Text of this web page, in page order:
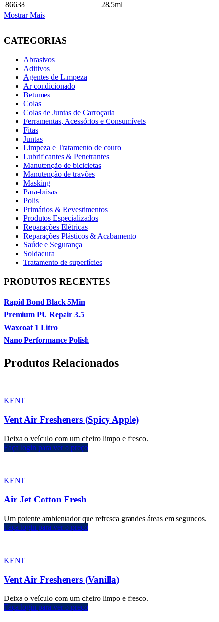
86638
28.5ml
Mostrar Mais
CATEGORIAS
Abrasivos
Aditivos
Agentes de Limpeza
Ar condicionado
Betumes
Colas
Colas de Juntas de Carroçaria
Ferramentas, Acessórios e Consumíveis
Fitas
Juntas
Limpeza e Tratamento de couro
Lubrificantes & Penetrantes
Manutenção de bicicletas
Manutenção de travões
Masking
Para-brisas
Polis
Primários & Revestimentos
Produtos Especializados
Reparações Elétricas
Reparações Plásticos & Acabamento
Saúde e Segurança
Soldadura
Tratamento de superfícies
PRODUTOS RECENTES
Rapid Bond Black 5Min
Premium PU Repair 3.5
Waxcoat 1 Litro
Nano Performance Polish
Produtos Relacionados
KENT
Vent Air Fresheners (Spicy Apple)
Deixa o veículo com um cheiro limpo e fresco.
Faça login para ver o preço
KENT
Air Jet Cotton Fresh
Um potente ambientador que refresca grandes áreas em segundos.
Faça login para ver o preço
KENT
Vent Air Fresheners (Vanilla)
Deixa o veículo com um cheiro limpo e fresco.
Faça login para ver o preço